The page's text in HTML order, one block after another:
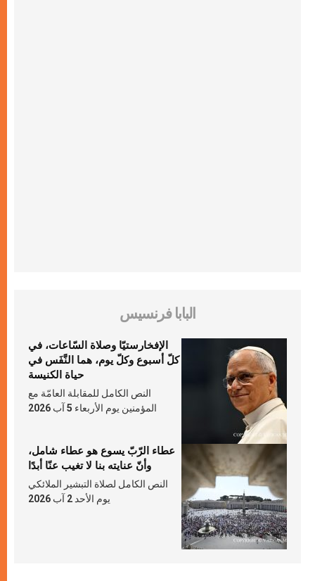
البابا فرنسيس
الإفخارستيّا وصلاة السّاعات، في
كلّ أسبوع وكلّ يوم، هما النَّفَس في
حياة الكنيسة
النص الكامل للمقابلة العامّة مع
المؤمنين يوم الأربعاء 5 آب 2026
عطاء الرّبّ يسوع هو عطاء شامل،
وأنّ عنايته بنا لا تغيب عنّا أبدًا
النص الكامل لصلاة التبشير الملائكي
يوم الأحد 2 آب 2026